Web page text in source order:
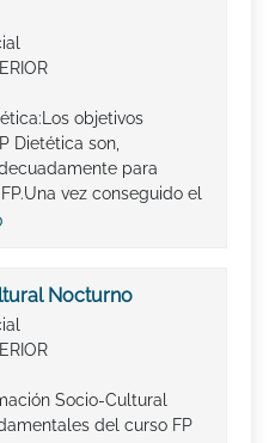
objetivos
Dietética son,
para
vez conseguido el
Nocturno
Socio-Cultural
del curso FP